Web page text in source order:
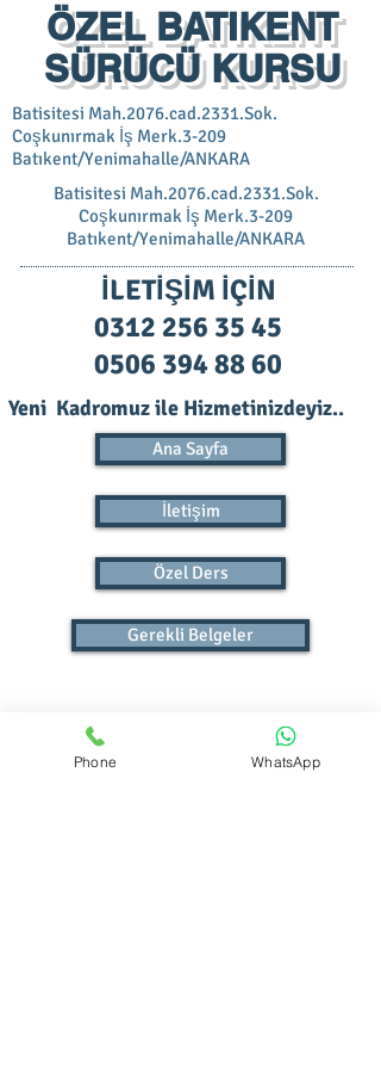
ÖZEL BATIKENT
SÜRÜCÜ KURSU
Batisitesi Mah.2076.cad.2331.Sok.
Coşkunırmak İş Merk.3-209
Batıkent/Yenimahalle/ANKARA
Batisitesi Mah.2076.cad.2331.Sok.
Coşkunırmak İş Merk.3-209
Batıkent/Yenimahalle/ANKARA
İLETİŞİM İÇİN
0312 256 35 45
0506 394 88 60
Yeni Kadromuz ile Hizmetinizdeyiz..
Ana Sayfa
İletişim
Özel Ders
Gerekli Belgeler
Phone WhatsApp